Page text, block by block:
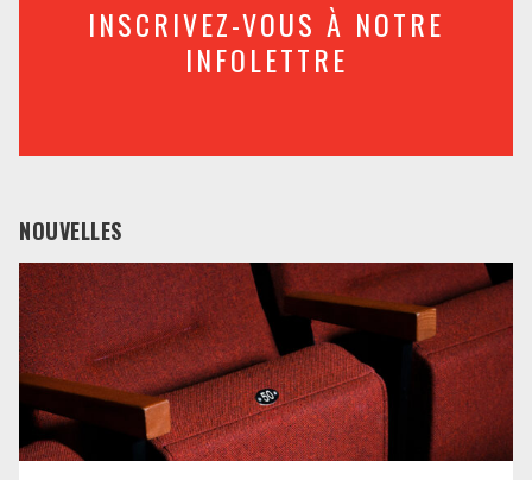
INSCRIVEZ-VOUS À NOTRE
INFOLETTRE
NOUVELLES